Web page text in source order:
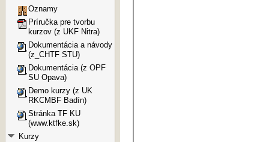
Oznamy
Príručka pre tvorbu
kurzov (z UKF Nitra)
Dokumentácia a návody
(z_CHTF STU)
Dokumentácia (z OPF
SU Opava)
Demo kurzy (z UK
RKCMBF Badín)
Stránka TF KU
(www.ktfke.sk)
Kurzy